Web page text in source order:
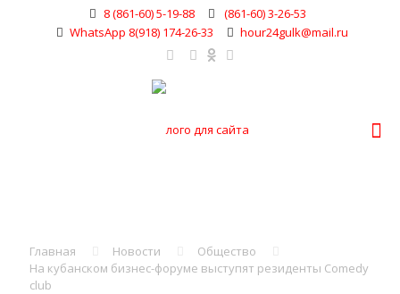
8 (861-60) 5-19-88
(861-60) 3-26-53
WhatsApp 8(918) 174-26-33
hour24gulk@mail.ru
Главная Новости
Общество
На кубанском бизнес-форуме выступят резиденты Comedy
club